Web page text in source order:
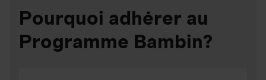
Pourquoi adhérer au
Programme Bambin?